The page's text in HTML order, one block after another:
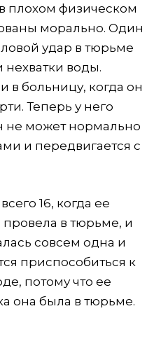
плохом физическом
морально. Один
удар в тюрьме
воды.
в больницу, когда он
Теперь у него
не может нормально
и передвигается с
16, когда ее
провела в тюрьме, и
совсем одна и
приспособиться к
потому что ее
она была в тюрьме.